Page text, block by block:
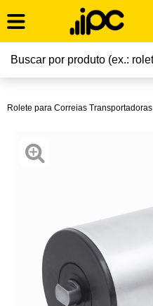
Rolete para Correias Transportadoras